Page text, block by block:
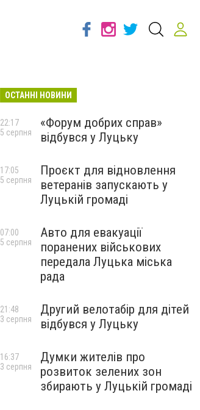
ОСТАННІ НОВИНИ
«Форум добрих справ»
відбувся у Луцьку
22:17
5 серпня
Проєкт для відновлення
ветеранів запускають у
Луцькій громаді
17:05
5 серпня
Авто для евакуації
поранених військових
передала Луцька міська
рада
07:00
5 серпня
Другий велотабір для дітей
відбувся у Луцьку
21:48
3 серпня
Думки жителів про
розвиток зелених зон
збирають у Луцькій громаді
16:37
3 серпня